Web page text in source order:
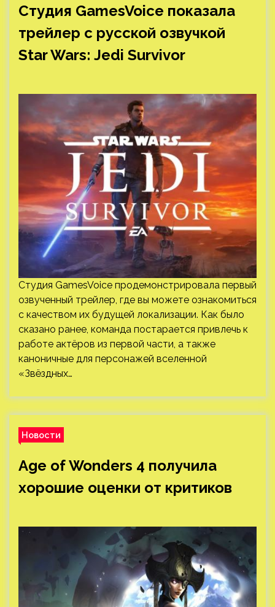
Студия GamesVoice показала
трейлер с русской озвучкой
Star Wars: Jedi Survivor
Студия GamesVoice продемонстрировала первый
озвученный трейлер, где вы можете ознакомиться
с качеством их будущей локализации. Как было
сказано ранее, команда постарается привлечь к
работе актёров из первой части, а также
каноничные для персонажей вселенной
«Звёздных…
Новости
Age of Wonders 4 получила
хорошие оценки от критиков